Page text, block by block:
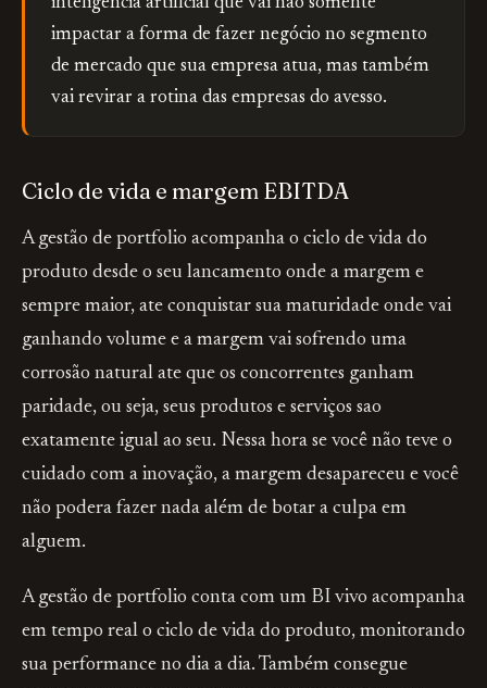
inteligência artificial que vai não somente
impactar a forma de fazer negócio no segmento
de mercado que sua empresa atua, mas também
vai revirar a rotina das empresas do avesso.
Ciclo de vida e margem EBITDA
A gestão de portfolio acompanha o ciclo de vida do
produto desde o seu lancamento onde a margem e
sempre maior, ate conquistar sua maturidade onde vai
ganhando volume e a margem vai sofrendo uma
corrosão natural ate que os concorrentes ganham
paridade, ou seja, seus produtos e serviços sao
exatamente igual ao seu. Nessa hora se você não teve o
cuidado com a inovação, a margem desapareceu e você
não podera fazer nada além de botar a culpa em
alguem.
A gestão de portfolio conta com um BI vivo acompanha
em tempo real o ciclo de vida do produto, monitorando
sua performance no dia a dia. Também consegue